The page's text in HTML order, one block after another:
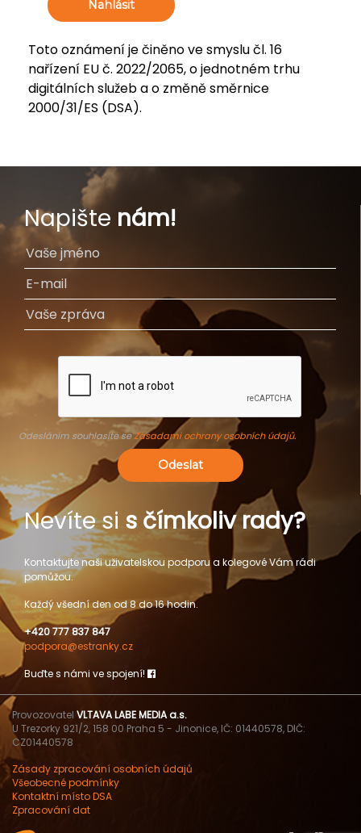
Nahlásit
Toto oznámení je činěno ve smyslu čl. 16
nařízení EU č. 2022/2065, o jednotném trhu
digitálních služeb a o změně směrnice
2000/31/ES (DSA).
Napište nám!
Odesláním souhlasíte seZásadami ochrany osobních údajů.
Odeslat
Nevíte si s čímkoliv rady?
Kontaktujte naši uživatelskou podporu a kolegové Vám rádi
pomůžou.
Každý všední den od 8 do 16 hodin.
+420 777 837 847
podpora@estranky.cz
Buďte s námi ve spojení!
Provozovatel VLTAVA LABE MEDIA a.s.
U Trezorky 921/2, 158 00 Praha 5 - Jinonice, IČ: 01440578, DIČ:
CZ01440578
Zásady zpracování osobních údajů
Všeobecné podmínky
Kontaktní místo DSA
Zpracování dat